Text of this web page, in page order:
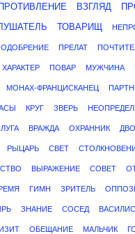
ВЗГЛЯД
ТОВАРИЩ
ОДОБРЕНИЕ ПРЕЛАТ
ХАРАКТЕР ПОВАР МУЖЧИНА
МОНАХ-ФРАНЦИСКАНЕЦ
КРУГ ЗВЕРЬ
ВРАЖДА ОХРАННИК
РЫЦАРЬ СВЕТ
ВЫРАЖЕНИЕ СОВЕТ
ГИМН ЗРИТЕЛЬ
ЗНАНИЕ СОСЕД
ОБЕЩАНИЕ МАЛЬЧИК